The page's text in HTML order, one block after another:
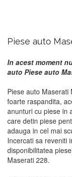
Piese auto
In acest moment
auto Piese auto
Piese auto
foarte raspandita,
anunturi cu piese in
care detin piese
adauga in cel mai
Incercati sa reveniti
disponibilitatea
Maserati 228.